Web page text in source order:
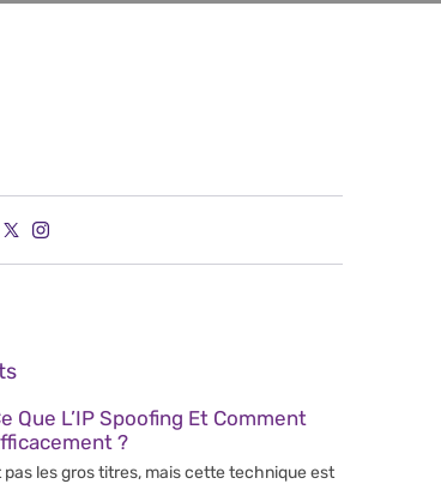
Que L’IP Spoofing Et Comment
?
pas les gros titres, mais cette technique est